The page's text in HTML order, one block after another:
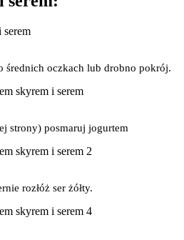
średnich oczkach lub drobno pokrój.
strony) posmaruj jogurtem
rozłóż ser żółty.